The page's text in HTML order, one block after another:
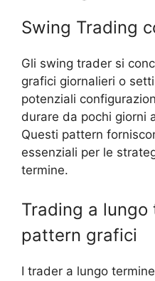
Swing Trading
Gli swing trader si
grafici giornalieri o
potenziali
durare da pochi giorni
Questi pattern
essenziali per le
termine.
Trading a lungo
pattern grafici
I trader a lungo